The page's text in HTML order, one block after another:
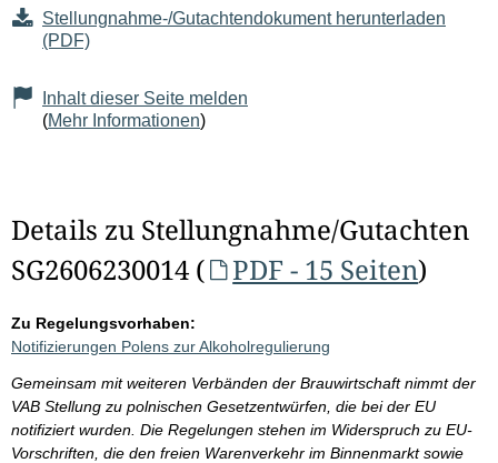
Stellungnahme-/Gutachtendokument herunterladen
(PDF)
Inhalt dieser Seite melden
(Mehr Informationen)
Details zu Stellungnahme/Gutachten
SG2606230014 (
PDF - 15 Seiten)
Zu Regelungsvorhaben:
Notifizierungen Polens zur Alkoholregulierung
Gemeinsam mit weiteren Verbänden der Brauwirtschaft nimmt der
VAB Stellung zu polnischen Gesetzentwürfen, die bei der EU
notifiziert wurden. Die Regelungen stehen im Widerspruch zu EU-
Vorschriften, die den freien Warenverkehr im Binnenmarkt sowie